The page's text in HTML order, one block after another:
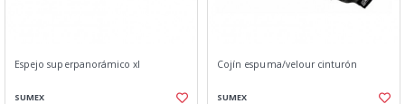
Espejo superpanorámico xl
SUMEX
Cojín espuma/velour cinturón
SUMEX